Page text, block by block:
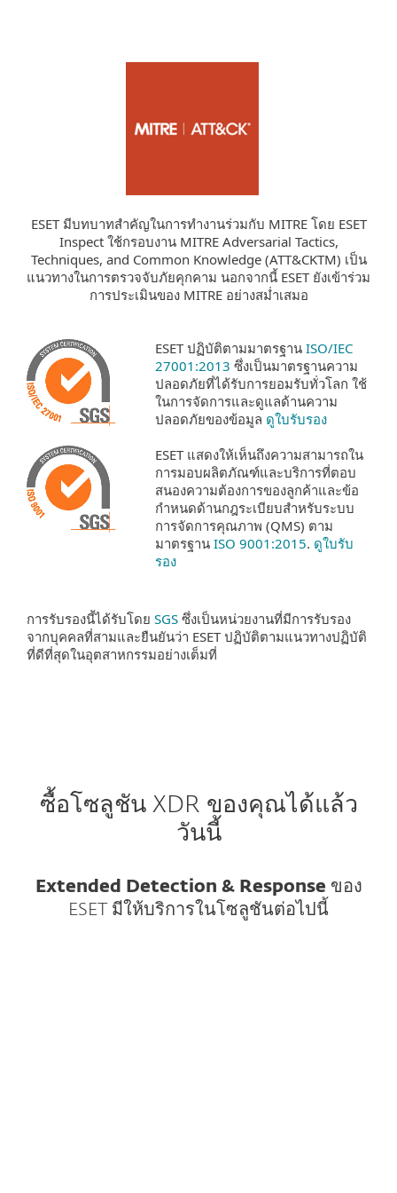
ESET มีบทบาทสำคัญในการทำงานร่วมกับ MITRE โดย ESET
Inspect ใช้กรอบงาน MITRE Adversarial Tactics,
Techniques, and Common Knowledge (ATT&CKTM) เป็น
แนวทางในการตรวจจับภัยคุกคาม นอกจากนี้ ESET ยังเข้าร่วม
การประเมินของ MITRE อย่างสม่ำเสมอ
ESET ปฏิบัติตามมาตรฐาน ISO/IEC
27001:2013 ซึ่งเป็นมาตรฐานความ
ปลอดภัยที่ได้รับการยอมรับทั่วโลก ใช้
ในการจัดการและดูแลด้านความ
ปลอดภัยของข้อมูล ดูใบรับรอง
ESET แสดงให้เห็นถึงความสามารถใน
การมอบผลิตภัณฑ์และบริการที่ตอบ
สนองความต้องการของลูกค้าและข้อ
กำหนดด้านกฎระเบียบสำหรับระบบ
การจัดการคุณภาพ (QMS) ตาม
มาตรฐาน ISO 9001:2015. ดูใบรับ
รอง
การรับรองนี้ได้รับโดย SGS ซึ่งเป็นหน่วยงานที่มีการรับรอง
จากบุคคลที่สามและยืนยันว่า ESET ปฏิบัติตามแนวทางปฏิบัติ
ที่ดีที่สุดในอุตสาหกรรมอย่างเต็มที่
ซื้อโซลูชัน XDR ของคุณได้แล้ว
วันนี้
Extended Detection & Response ของ
ESET มีให้บริการในโซลูชันต่อไปนี้